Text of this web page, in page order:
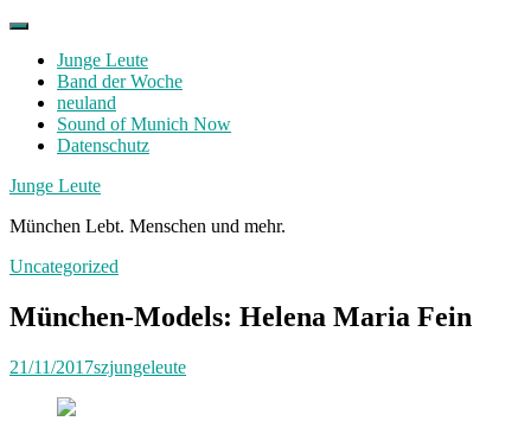
Skip
contentJunge Leute
Band der Woche
neuland
Sound of Munich Now
Datenschutz
Facebook
Twitter
Instagram
Junge Leute
München Lebt. Menschen und mehr.
Uncategorized
München-Models: Helena Maria Fein
21/11/2017szjungeleute